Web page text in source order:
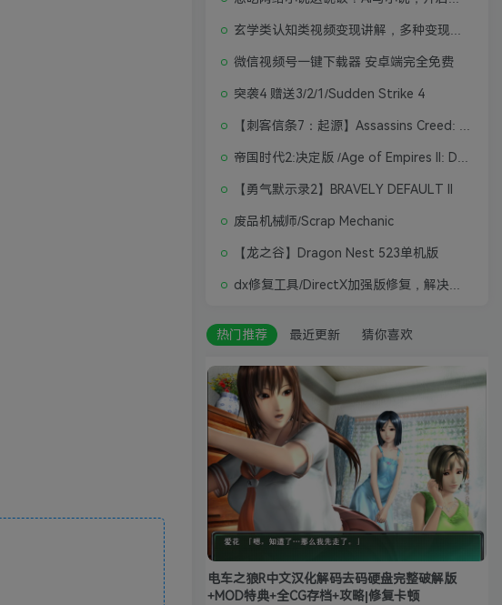
微信视频号一键下载器 安卓端完全免费
突袭4 赠送3/2/1/Sudden Strike 4
【勇气默示录2】BRAVELY DEFAULT II
废品机械师/Scrap Mechanic
【龙之谷】Dragon Nest 523单机版
热门推荐 最近更新 猜你喜欢
电车之狼R中文汉化解码去码硬盘完整破解版
+MOD特典+全CG存档+攻略|修复卡顿